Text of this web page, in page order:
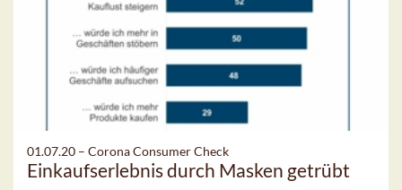
01.07.20 – Corona Consumer Check
Einkaufserlebnis durch Masken getrübt